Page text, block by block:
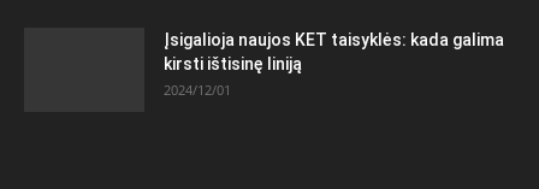
Įsigalioja naujos KET taisyklės: kada galima
kirsti ištisinę liniją
2024/12/01